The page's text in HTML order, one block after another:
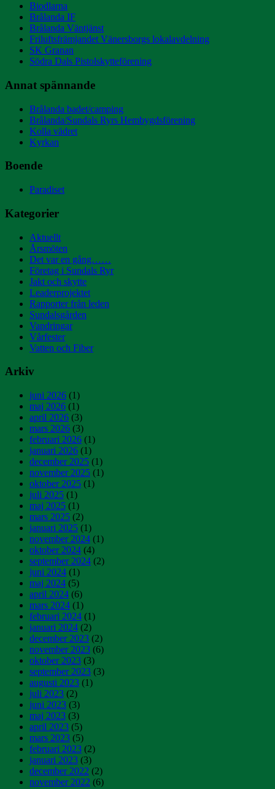
Biodlarna
Brålanda IF
Brålanda Väntjänst
Friluftsfrämjandet Vänersborgs lokalavdelning
SK Granan
Södra Dals Pistolskytteförening
Annat spännande
Brålanda badet/camping
Brålanda/Sundals Ryrs Hembygdsförening
Kolla vädret
Kyrkan
Boende
Paradiset
Kategorier
Aktuellt
Årsmöten
Det var en gång……
Företag i Sundals Ryr
Jakt och skytte
Leaderprojektet
Rapporter från leden
Sundalsgården
Vandringar
Vårfester
Vatten och Fiber
Arkiv
juni 2026 (1)
maj 2026 (1)
april 2026 (3)
mars 2026 (3)
februari 2026 (1)
januari 2026 (1)
december 2025 (1)
november 2025 (1)
oktober 2025 (1)
juli 2025 (1)
maj 2025 (1)
mars 2025 (2)
januari 2025 (1)
november 2024 (1)
oktober 2024 (4)
september 2024 (2)
juni 2024 (1)
maj 2024 (5)
april 2024 (6)
mars 2024 (1)
februari 2024 (1)
januari 2024 (2)
december 2023 (2)
november 2023 (6)
oktober 2023 (3)
september 2023 (3)
augusti 2023 (1)
juli 2023 (2)
juni 2023 (3)
maj 2023 (3)
april 2023 (5)
mars 2023 (5)
februari 2023 (2)
januari 2023 (3)
december 2022 (2)
november 2022 (6)